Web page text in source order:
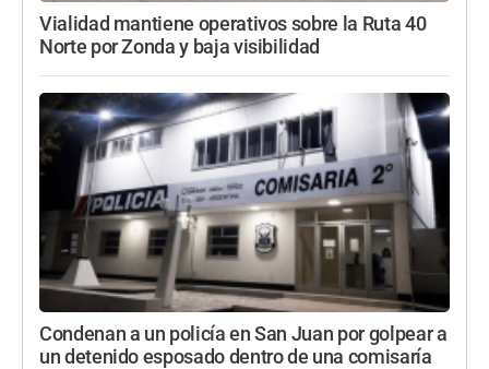
Vialidad mantiene operativos sobre la Ruta 40
Norte por Zonda y baja visibilidad
Condenan a un policía en San Juan por golpear a
un detenido esposado dentro de una comisaría